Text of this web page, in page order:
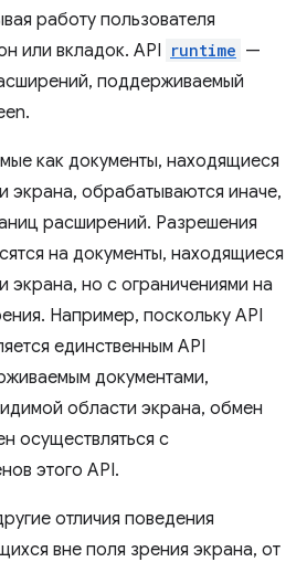
работу пользователя
или вкладок. API runtime —
поддерживаемый
как документы, находящиеся
экрана, обрабатываются иначе,
расширений. Разрешения
на документы, находящиеся
экрана, но с ограничениями на
Например, поскольку API
единственным API
документами,
области экрана, обмен
осуществляться с
этого API.
отличия поведения
вне поля зрения экрана, от